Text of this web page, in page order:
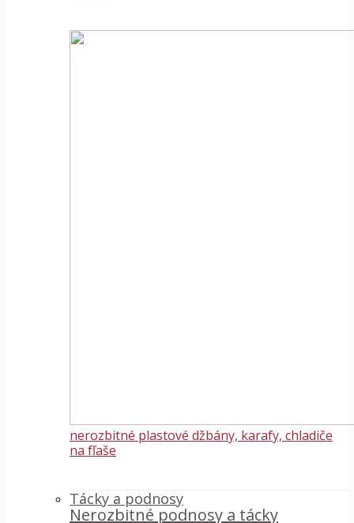
nerozbitné plastové džbány, karafy, chladiče
na fľaše
Tácky a podnosy
Nerozbitné podnosy a tácky